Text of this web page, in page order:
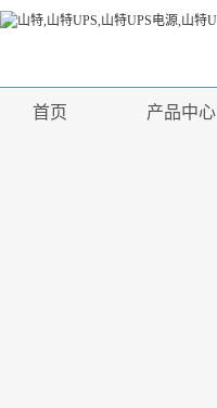
首页 产品中心